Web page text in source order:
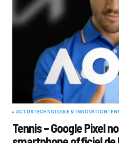
ACTUSTECHNOLOGIE & INNOVATION
Tennis – Google Pixel